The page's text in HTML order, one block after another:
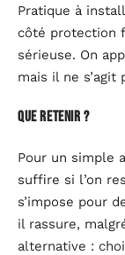
Pratique à
côté protection
sérieuse. On
mais il ne s’agit
Que retenir ?
Pour un simple
suffire si l’on
s’impose pour
il rassure,
alternative :